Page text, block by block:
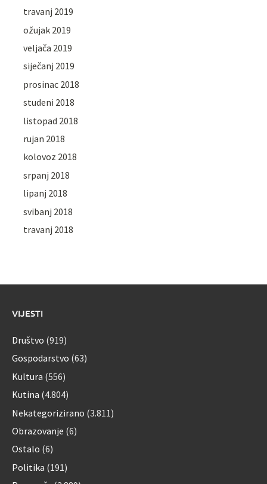
travanj 2019
ožujak 2019
veljača 2019
siječanj 2019
prosinac 2018
studeni 2018
listopad 2018
rujan 2018
kolovoz 2018
srpanj 2018
lipanj 2018
svibanj 2018
travanj 2018
VIJESTI
Društvo (919)
Gospodarstvo (63)
Kultura (556)
Kutina (4.804)
Nekategorizirano (3.811)
Obrazovanje (6)
Ostalo (6)
Politika (191)